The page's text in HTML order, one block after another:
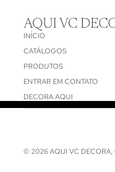
AQUI VC
INÍCIO
CATÁLOGOS
PRODUTOS
ENTRAR EM CONTATO
DECORA AQUI
© 2026AQUI VC DECORA,